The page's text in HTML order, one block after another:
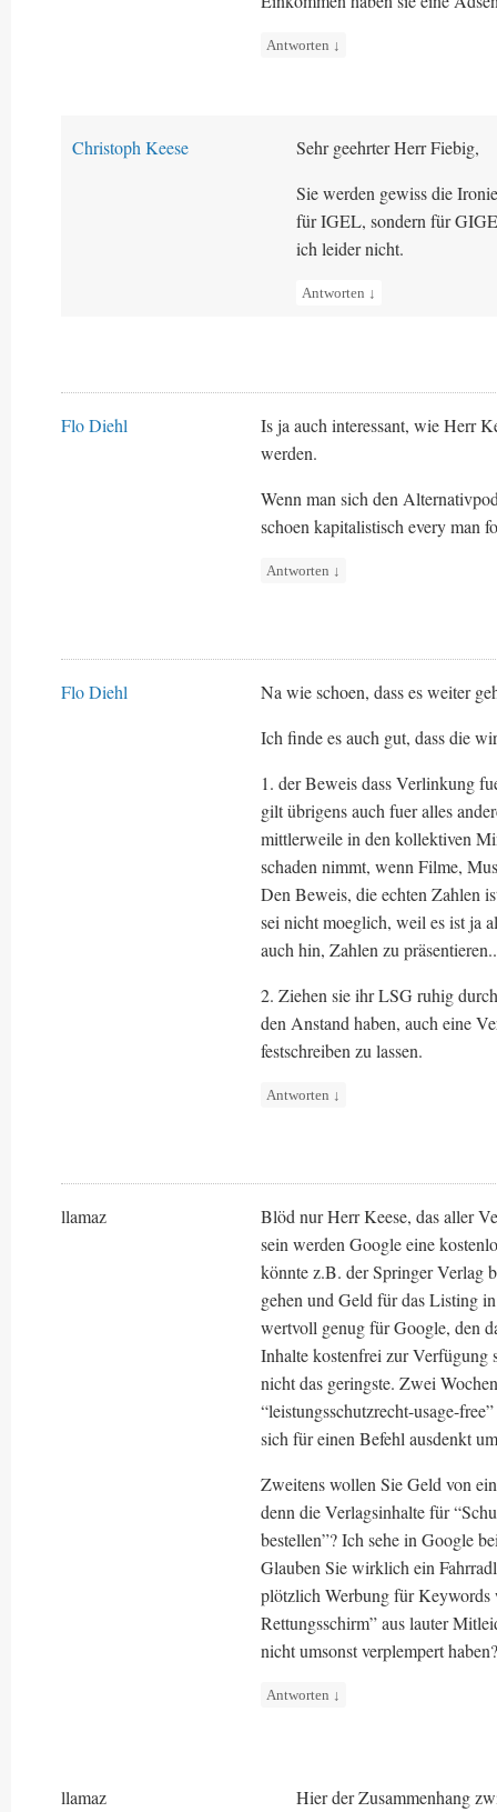
Antworten ↓
Christoph Keese
Sehr geehrter Herr Fiebig,
Sie werden gewiss die
für IGEL, sondern für
ich leider nicht.
Antworten ↓
Flo Diehl
Is ja auch interessant, wie Herr
werden.
Wenn man sich den
schoen kapitalistisch every man
Antworten ↓
Flo Diehl
Na wie schoen, dass es weiter
Ich finde es auch gut, dass die
1. der Beweis dass Verlinkung
gilt übrigens auch fuer alles
mittlerweile in den kollektiven
schaden nimmt, wenn Filme,
Den Beweis, die echten Zahlen
sei nicht moeglich, weil es ist ja
auch hin, Zahlen zu präsentieren..
2. Ziehen sie ihr LSG ruhig
den Anstand haben, auch eine
festschreiben zu lassen.
Antworten ↓
llamaz
Blöd nur Herr Keese, das aller
sein werden Google eine
könnte z.B. der Springer Verlag
gehen und Geld für das Listing
wertvoll genug für Google, den
Inhalte kostenfrei zur Verfügung
nicht das geringste. Zwei
“leistungsschutzrecht-usage-
sich für einen Befehl ausdenkt
Zweitens wollen Sie Geld von
denn die Verlagsinhalte für
bestellen”? Ich sehe in Google
Glauben Sie wirklich ein
plötzlich Werbung für
Rettungsschirm” aus lauter
nicht umsonst verplempert haben?
Antworten ↓
llamaz
Hier der Zusammenhang